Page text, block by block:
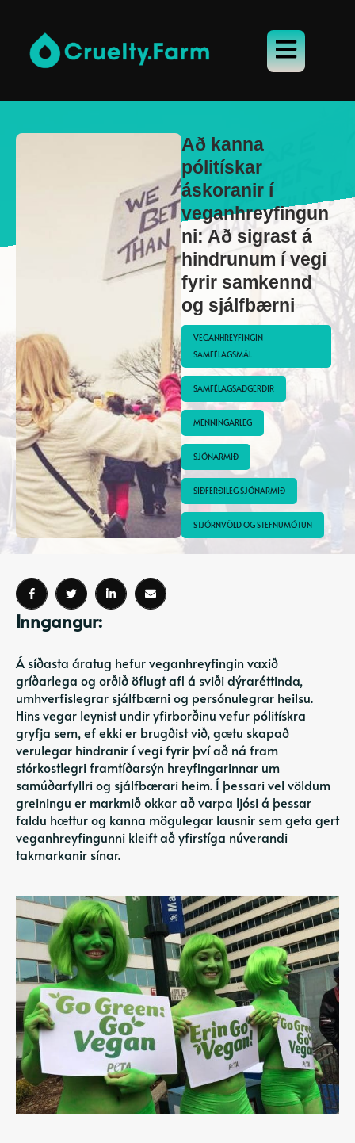
Að kanna
pólitískar
áskoranir í
veganhreyfingun
ni: Að sigrast á
hindrunum í vegi
fyrir samkennd
og sjálfbærni
VEGANHREYFINGIN
SAMFÉLAGSMÁL
SAMFÉLAGSAÐGERÐIR
MENNINGARLEG
SJÓNARMIÐ
SIÐFERÐILEG SJÓNARMIÐ
STJÓRNVÖLD OG STEFNUMÓTUN
Inngangur:
Á síðasta áratug hefur veganhreyfingin vaxið
gríðarlega og orðið öflugt afl á sviði dýraréttinda,
umhverfislegrar sjálfbærni og persónulegrar heilsu.
Hins vegar leynist undir yfirborðinu vefur pólitískra
gryfja sem, ef ekki er brugðist við, gætu skapað
verulegar hindranir í vegifyrir því að ná fram
stórkostlegri framtíðarsýn hreyfingarinnar um
samúðarfyllri og sjálfbærari heim. Í þessari vel völdum
greiningu er markmið okkar að varpa ljósi á þessar
faldu hættur og kanna mögulegar lausnir sem geta gert
veganhreyfingunni kleift að yfirstíga núverandi
takmarkanir sínar.